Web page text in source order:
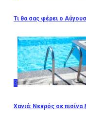
Τι θα σας φέρει ο
3
Χανιά: Νεκρός σε